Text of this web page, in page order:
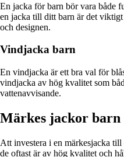
En jacka för barn bör vara både
en jacka till ditt barn är det
och designen.
Vindjacka barn
En vindjacka är ett bra val för
vindjacka av hög kvalitet som
vattenavvisande.
Märkes jackor barn
Att investera i en märkesjacka
de oftast är av hög kvalitet och